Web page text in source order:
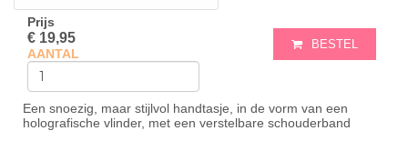
Prijs
€ 19,95
AANTAL
BESTEL
Een snoezig, maar stijlvol handtasje, in de vorm van een
holografische vlinder, met een verstelbare schouderband